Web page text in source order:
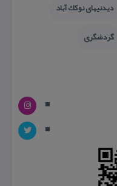
دیدنیهای نوكك آباد
گردشگری